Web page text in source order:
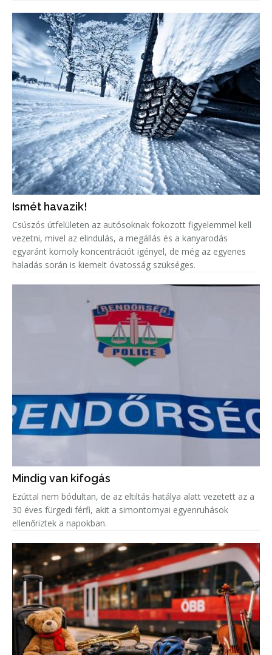
Ismét havazik!
Csúszós útfelületen az autósoknak fokozott figyelemmel kell
vezetni, mivel az elindulás, a megállás és a kanyarodás
egyaránt komoly koncentrációt igényel, de még az egyenes
haladás során is kiemelt óvatosság szükséges.
Mindig van kifogás
Ezúttal nem bódultan, de az eltiltás hatálya alatt vezetett az a
30 éves fürgedi férfi, akit a simontornyai egyenruhások
ellenőriztek a napokban.